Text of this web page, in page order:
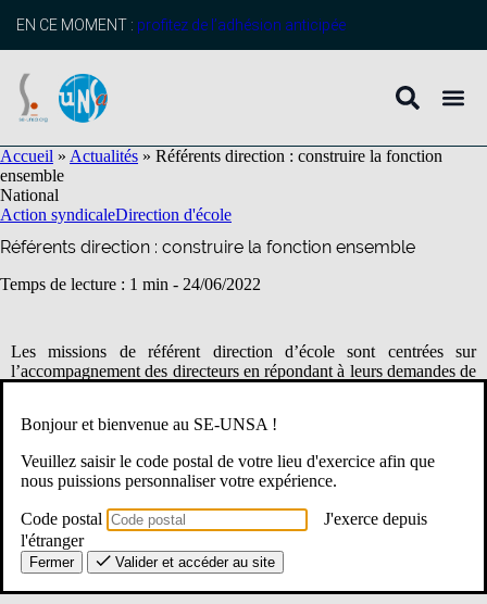
principal
EN CE MOMENT : profitez de l’adhésion anticipée
Accueil » Actualités » Référents direction : construire la fonction
ensemble
National
Action syndicaleDirection d'école
Référents direction : construire la fonction ensemble
Temps de lecture : 1 min - 24/06/2022
Les missions de référent direction d’école sont centrées sur
l’accompagnement des directeurs en répondant à leurs demandes de
échanges entre les directeurs et de favoriser la mutualisation de leurs
Explicitation des missions, témoignages de terrain, avancées
obtenues par le SE-Unsa,
retouvez toutes les informations dans notre publication dédiée :
Bonjour et bienvenue au SE-UNSA !
Veuillez saisir le code postal de votre lieu d'exercice afin que
nous puissions personnaliser votre expérience.
Code postal
J'exerce depuis
l'étranger
Fermer Valider et accéder au site